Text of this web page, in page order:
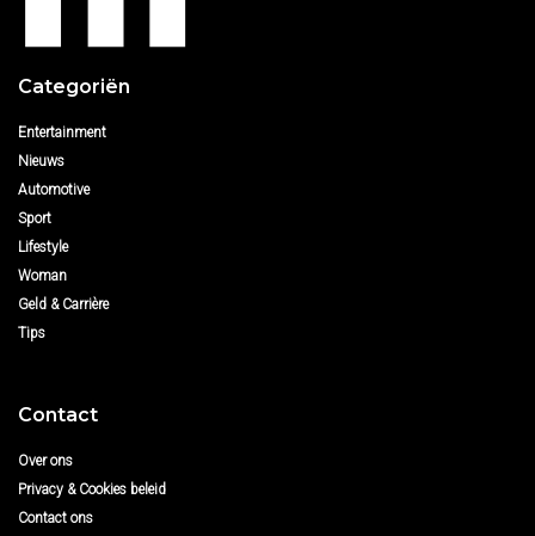
Categoriën
Entertainment
Nieuws
Automotive
Sport
Lifestyle
Woman
Geld & Carrière
Tips
Contact
Over ons
Privacy & Cookies beleid
Contact ons